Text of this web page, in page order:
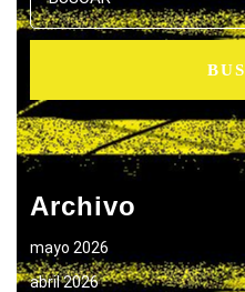
Archivo
mayo 2026
abril 2026